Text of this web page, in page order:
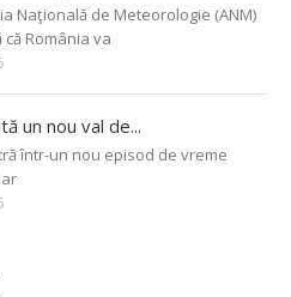
Naţională de Meteorologie (ANM)
România va
un nou val de...
într-un nou episod de vreme